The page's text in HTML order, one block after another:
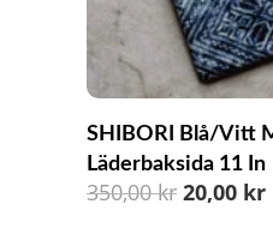
SHIBORI Blå/vitt
Läderbaksida 11 In
350,00kr Det
20,00 kr